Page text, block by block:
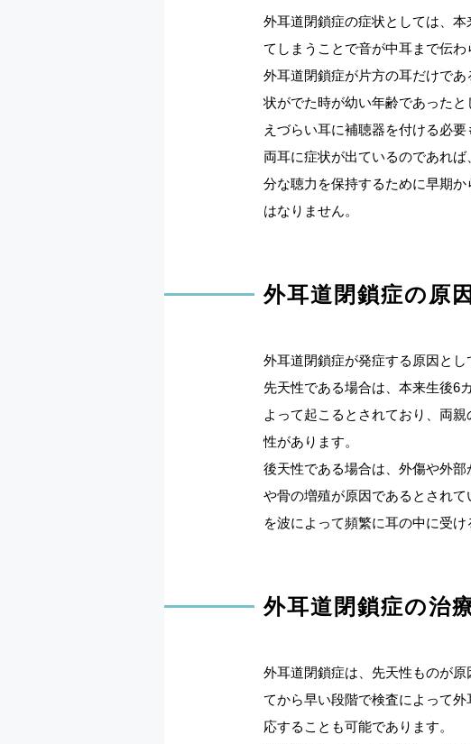
外耳道閉鎖症の症状としては、
てしまうことで音が中耳まで伝わ
外耳道閉鎖症が片方の耳だけで
状がでた時が幼い年齢であった
えづらい耳に補聴器を付ける必
両耳に症状が出ているのであれ
分な聴力を保持するために早期
はなりません。
外耳道閉鎖症の原因
外耳道閉鎖症が発症する原因とし
先天性である場合は、本来生後6
よって起こるとされており、両
性があります。
後天性である場合は、外傷や外
や骨の増殖が原因であるとされ
を波によって頻繁に耳の中に受
外耳道閉鎖症の治
外耳道閉鎖症は、先天性ものが
てから早い段階で検査によって
応することも可能であります。